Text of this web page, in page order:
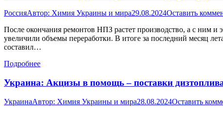
РоссияАвтор: Химия Украины и мира29.08.2024Оставить
После окончания ремонтов НПЗ растет производство, а с ним
увеличили объемы переработки. В итоге за последний месяц
составил…
Подробнее
Украина: Акцизы в помощь – поставки
УкраинаАвтор: Химия Украины и мира28.08.2024Оставить